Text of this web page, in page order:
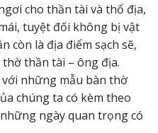
cho thần tài và thổ địa,
tuyệt đối không bị vật
còn là địa điểm sạch sẽ,
thần tài – ông địa.
những mẫu bàn thờ
chúng ta có kèm theo
ngày quan trọng có